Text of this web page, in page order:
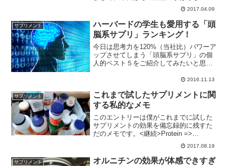
を全力でお伝えしたいと思っています。
ところで・・・、亜鉛についてご存知の
ことといえばなんでしょうか？「牡蠣
（かき）に沢山入っているら...
2017.04.09
サプリメント
ハーバードの学生も愛用する「頭
脳系サプリ」ランキング！
今日は思考力を120%（当社比）パワーア
ップさせてしまう「頭脳系サプリ」の個
人的ベスト５をご紹介してみたいと思い
試験、クライアントへのプレゼンテーシ
増して頭の回転が求め...
2016.11.13
サプリメント
これまで試したサプリメントに関
する私的なメモ
このエントリーは僕がこれまでに試した
サプリメントの効果を備忘録的に残すた
だのメモです。<継続>Protein =>
MyProteinが安い iherbならGold Standard
一日20g程度でも違いが出るMVM aliveは
アマゾン...
2017.08.19
サプリメント
オルニチンの効果が体感できすぎ